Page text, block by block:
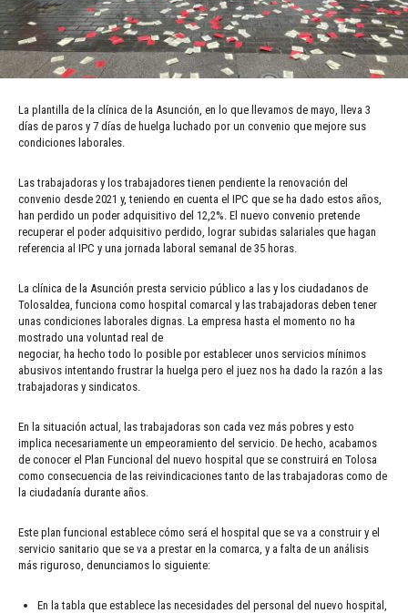
La plantilla de la clínica de la Asunción, en lo que llevamos de mayo, lleva 3
días de paros y 7 días de huelga luchado por un convenio que mejore sus
condiciones laborales.
Las trabajadoras y los trabajadores tienen pendiente la renovación del
convenio desde 2021 y, teniendo en cuenta el IPC que se ha dado estos años,
han perdido un poder adquisitivo del 12,2%. El nuevo convenio pretende
recuperar el poder adquisitivo perdido, lograr subidas salariales que hagan
referencia al IPC y una jornada laboral semanal de 35 horas.
La clínica de la Asunción presta servicio público a las y los ciudadanos de
Tolosaldea, funciona como hospital comarcal y las trabajadoras deben tener
unas condiciones laborales dignas. La empresa hasta el momento no ha
mostrado una voluntad real de
negociar, ha hecho todo lo posible por establecer unos servicios mínimos
abusivos intentando frustrar la huelga pero el juez nos ha dado la razón a las
trabajadoras y sindicatos.
En la situación actual, las trabajadoras son cada vez más pobres y esto
implica necesariamente un empeoramiento del servicio. De hecho, acabamos
de conocer el Plan Funcional del nuevo hospital que se construirá en Tolosa
como consecuencia de las reivindicaciones tanto de las trabajadoras como de
la ciudadanía durante años.
Este plan funcional establece cómo será el hospital que se va a construir y el
servicio sanitario que se va a prestar en la comarca, y a falta de un análisis
más riguroso, denunciamos lo siguiente:
En la tabla que establece las necesidades del personal del nuevo hospital,